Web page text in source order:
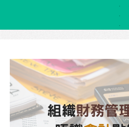
組織管理
網上自學課程
自助組織訓練學院
同行故事館